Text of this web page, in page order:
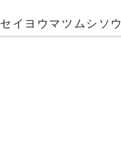
セイヨウマツムシソウ